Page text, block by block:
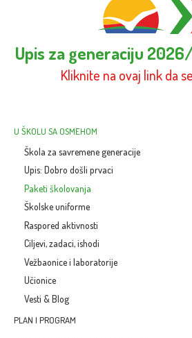
U ŠKOLU SA OSMEHOM
Škola za savremene generacije
Upis: Dobro došli prvaci
Paketi školovanja
Školske uniforme
Raspored aktivnosti
Ciljevi, zadaci, ishodi
Vežbaonice i laboratorije
Učionice
Vesti & Blog
PLAN I PROGRAM
Upis za generaciju
Kliknite na ovaj link da